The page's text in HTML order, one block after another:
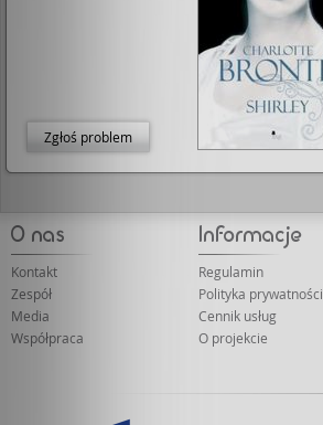
Zgłoś problem
Kontakt
Zespół
Media
Współpraca
Regulamin
Polityka prywatności
Cennik usług
O projekcie